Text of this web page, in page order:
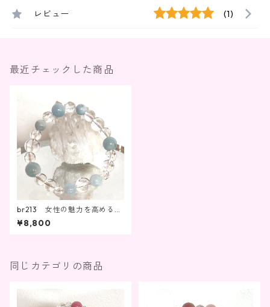
レビュー (1)
最近チェックした商品
br213 女性の魅力を高める、
願望達成、結婚・出産・夫婦
円満
¥8,800
同じカテゴリの商品